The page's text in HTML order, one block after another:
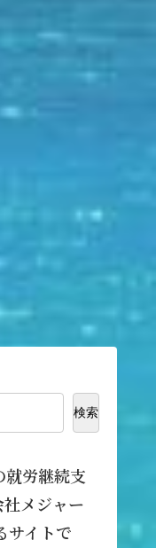
検索
労継続支
メジャー
サイトで